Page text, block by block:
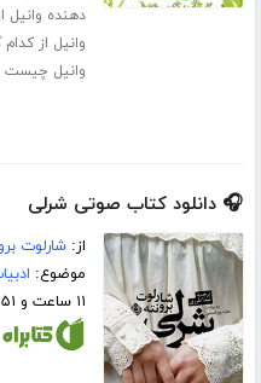
دهنده وانیل
وانیل از
وانیل چیست
🎧 دانلود کتاب صوتی شرلی
از:شارلوت
موضوع:
۱۱ ساعت و ۵۱ دقیقه